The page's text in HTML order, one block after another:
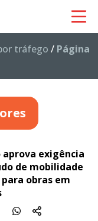
tráfego / Página
aprova exigência
de mobilidade
obras em